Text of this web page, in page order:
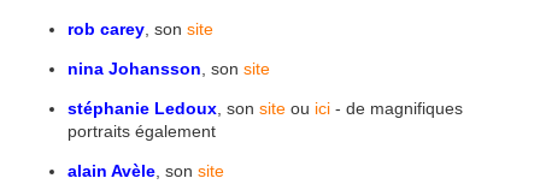
rob carey , son site
nina Johansson , son site
stéphanie Ledoux , son site ou ici - de magnifiques
portraits également
alain Avèle , son site